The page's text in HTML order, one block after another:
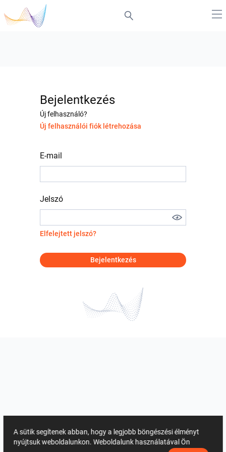
Bejelentkezés
Új felhasználó?
Új felhasználói fiók létrehozása
E-mail
Jelszó
Elfelejtett jelszó?
Bejelentkezés
A sütik segítenek abban, hogy a legjobb böngészési élményt
nyújtsuk weboldalunkon. Weboldalunk használatával Ön